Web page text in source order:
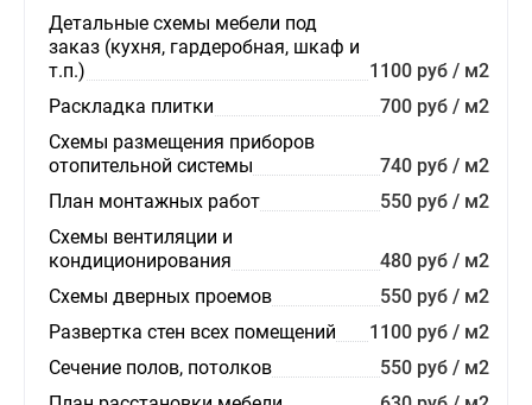
Детальные схемы мебели под
заказ (кухня, гардеробная, шкаф и
т.п.)
1100 руб / м2
Раскладка плитки
700 руб / м2
Схемы размещения приборов
отопительной системы
740 руб / м2
План монтажных работ
550 руб / м2
Схемы вентиляции и
кондиционирования
480 руб / м2
Схемы дверных проемов
550 руб / м2
Развертка стен всех помещений
1100 руб / м2
Сечение полов, потолков
550 руб / м2